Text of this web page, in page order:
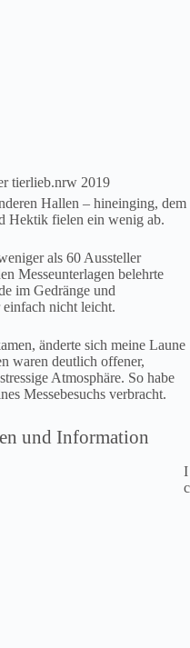
tierlieb.nrw 2019
Hallen – hineinging, dem
Hektik fielen ein wenig ab.
als 60 Aussteller
Messeunterlagen belehrte
im Gedränge und
nicht leicht.
änderte sich meine Laune
waren deutlich offener,
Atmosphäre. So habe
Messebesuchs verbracht.
und Information
I
c